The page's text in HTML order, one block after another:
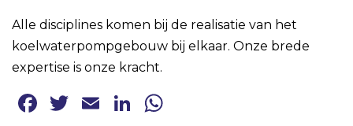
Alle disciplines komen bij de realisatie van het
koelwaterpompgebouw bij elkaar. Onze brede
expertise is onze kracht.
Facebook
Twitter
EmailLinkedIn